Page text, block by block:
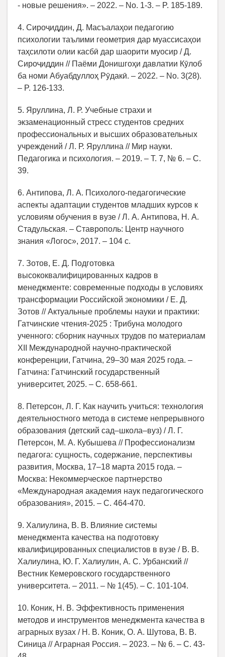
- новые решения». – 2022. – No. 1-3. – P. 185-189.
4. Сироҷиддин, Д. Масъалаҳои педагогию
психологии таълими геометрия дар муассисаҳои
таҳсилоти олии касбӣ дар шаорити муосир / Д.
Сироҷиддин // Паёми Донишгоҳи давлатии Кӯлоб
ба номи Абуабдуллоҳ Рӯдакӣ. – 2022. – No. 3(28).
– P. 126-133.
5. Яруллина, Л. Р. Учебные страхи и
экзаменационный стресс студентов средних
профессиональных и высших образовательных
учреждений / Л. Р. Яруллина // Мир науки.
Педагогика и психология. – 2019. – Т. 7, № 6. – С.
39.
6. Антипова, Л. А. Психолого-педагогические
аспекты адаптации студентов младших курсов к
условиям обучения в вузе / Л. А. Антипова, Н. А.
Стадульская. – Ставрополь: Центр научного
знания «Логос», 2017. – 104 с.
7. Зотов, Е. Д. Подготовка
высококвалифицированных кадров в
менеджменте: современные подходы в условиях
трансформации Российской экономики / Е. Д.
Зотов // Актуальные проблемы науки и практики:
Гатчинские чтения-2025 : Трибуна молодого
ученного: сборник научных трудов по материалам
XII Международной научно-практической
конференции, Гатчина, 29–30 мая 2025 года. –
Гатчина: Гатчинский государственный
университет, 2025. – С. 658-661.
8. Петерсон, Л. Г. Как научить учиться: технология
деятельностного метода в системе непрерывного
образования (детский сад–школа–вуз) / Л. Г.
Петерсон, М. А. Кубышева // Профессионализм
педагога: сущность, содержание, перспективы
развития, Москва, 17–18 марта 2015 года. –
Москва: Некоммерческое партнерство
«Международная академия наук педагогического
образования», 2015. – С. 464-470.
9. Халиулина, В. В. Влияние системы
менеджмента качества на подготовку
квалифицированных специалистов в вузе / В. В.
Халиулина, Ю. Г. Халиулин, А. С. Урбанский //
Вестник Кемеровского государственного
университета. – 2011. – № 1(45). – С. 101-104.
10. Коник, Н. В. Эффективность применения
методов и инструментов менеджмента качества в
аграрных вузах / Н. В. Коник, О. А. Шутова, В. В.
Синица // Аграрная Россия. – 2023. – № 6. – С. 43-